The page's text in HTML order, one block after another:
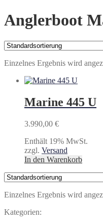
Anglerboot
Einzelnes Ergebnis wird
Marine 445 U
3.990,00 €
Enthält 19% MwSt.
zzgl. Versand
In den Warenkorb
Einzelnes Ergebnis wird
Kategorien: